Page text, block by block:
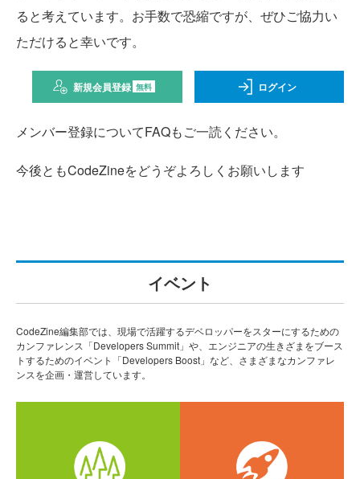
ると考えています。お手数で恐縮ですが、ぜひご協力い
ただけると幸いです。
新規会員登録 無料 ログイン
メンバー登録についてFAQもご一読ください。
今後ともCodeZineをどうぞよろしくお願いします
イベント
CodeZine編集部では、現場で活躍するデベロッパーをスターにするための
カンファレンス「Developers Summit」や、エンジニアの生きざまをブース
トするためのイベント「Developers Boost」など、さまざまなカンファレ
ンスを企画・運営しています。